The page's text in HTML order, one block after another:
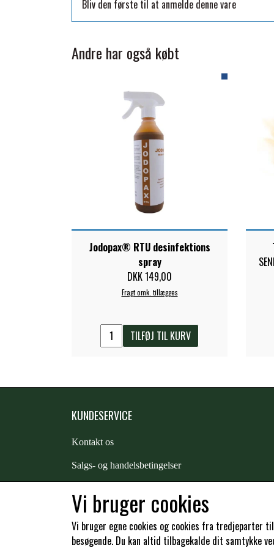
WALDHAUSEN
ZILCO
QHP -BRANDS OF Q
PREMIER EQUINE INSEKTBESKYTTELSE
Bliv den første til at anmelde denne vare
Andre har også købt
Jodopax® RTU desinfektions
spray
DKK 149,00
Fragt omk. tillægges
TILFØJ TIL KURV
KUNDESERVICE
Kontakt os
Salgs- og handelsbetingelser
Kunde login
Vi bruger cookies
Vi bruger egne cookies og cookies fra tredjeparter
besøgende. Du kan altid tilbagekalde dit samtykke